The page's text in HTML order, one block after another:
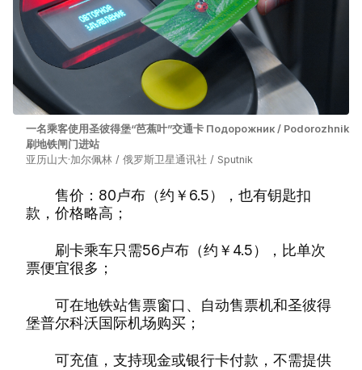
一名乘客使用圣彼得堡“芭蕉叶”交通卡 Подорожник / Podorozhnik
刷地铁闸门进站
亚历山大·加尔佩林 / 俄罗斯卫星通讯社 / Sputnik
售价：80卢布（约￥6.5），也有钥匙扣
款，价格略高；
刷卡乘车只需56卢布（约￥4.5），比单次
票便宜很多；
可在地铁站售票窗口、自动售票机和圣彼得
堡普尔科沃国际机场购买；
可充值，支持现金或银行卡付款，不需提供